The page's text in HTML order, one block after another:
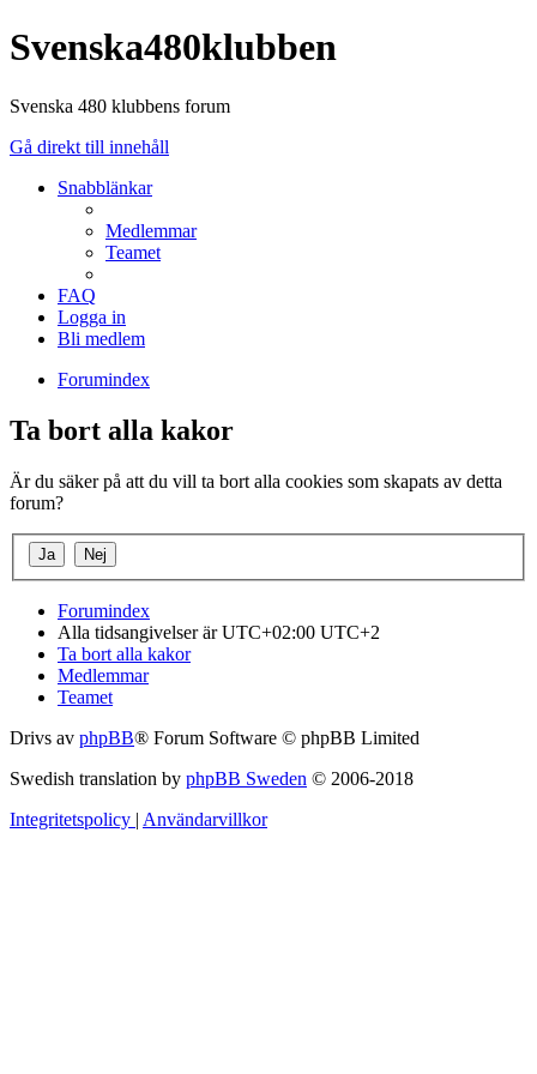
Svenska480klubben
Svenska 480 klubbens forum
Gå direkt till innehåll
Snabblänkar
Medlemmar
Teamet
FAQ
Logga in
Bli medlem
Forumindex
Ta bort alla kakor
Är du säker på att du vill ta bort alla cookies som skapats av detta
forum?
Forumindex
Alla tidsangivelser är UTC+02:00 UTC+2
Ta bort alla kakor
Medlemmar
Teamet
Drivs av phpBB® Forum Software © phpBB Limited
Swedish translation by phpBB Sweden © 2006-2018
Integritetspolicy | Användarvillkor